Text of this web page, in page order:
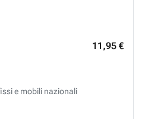
11,95 €
e mobili nazionali